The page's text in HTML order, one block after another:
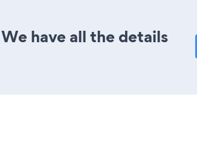
have all the details